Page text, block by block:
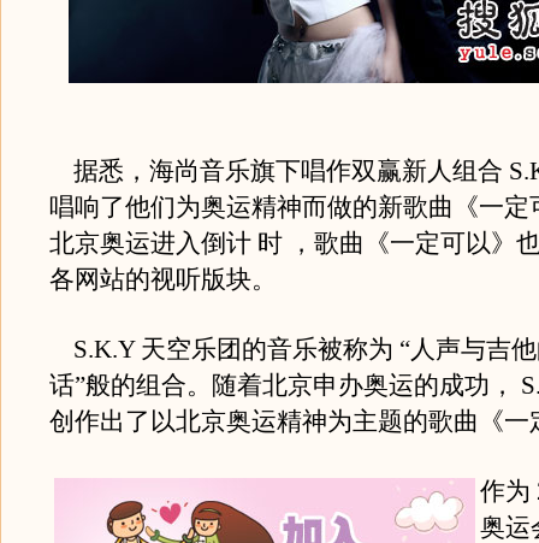
据悉，海尚音乐旗下唱作双赢新人组合
唱响了他们为奥运精神而做的新歌曲《一定
北京奥运进入倒计 时 ，歌曲《一定可以》
各网站的视听版块。
S.K.Y 天空乐团的音乐被称为 “人声与吉
话”般的组合。随着北京申办奥运的成功，
创作出了以北京奥运精神为主题的歌曲《一
作为
奥运